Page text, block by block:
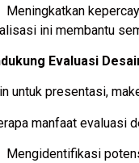
Meningkatkan
ini membantu
Evaluasi
untuk presentasi,
manfaat evaluasi
Mengidentifikasi